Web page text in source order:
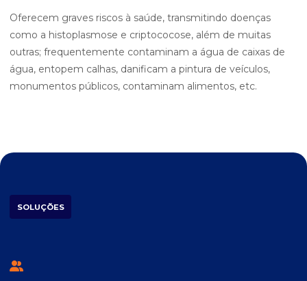
Oferecem graves riscos à saúde, transmitindo doenças
como a histoplasmose e criptococose, além de muitas
outras; frequentemente contaminam a água de caixas de
água, entopem calhas, danificam a pintura de veículos,
monumentos públicos, contaminam alimentos, etc.
SOLUÇÕES